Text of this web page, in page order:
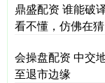
鼎盛配资 谁能破
看不懂，仿佛在猜
会操盘配资 中交
至退市边缘